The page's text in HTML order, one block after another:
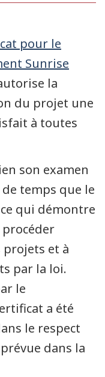
pour le
Sunrise
la
du projet une
à toutes
son examen
temps que le
qui démontre
procéder
projets et à
par la loi.
le
a été
le respect
dans la